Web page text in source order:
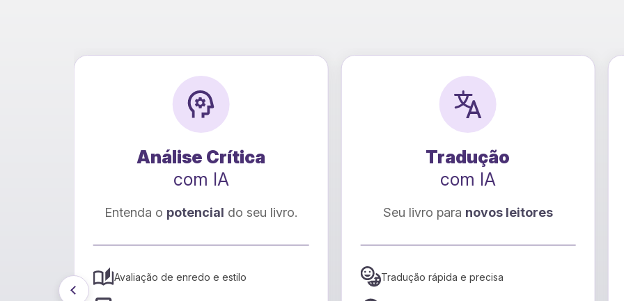
Tradução
com IA
Seu livro paranovos leitores
Tradução rápida e precisa
Raio-X Emocional
com IA
Descubra como tornar sua história
Mapeamento de emoções ao longo da